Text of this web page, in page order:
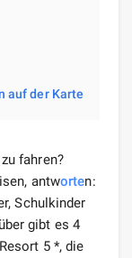
auf der Karte
fahren?
antworten:
Schulkinder
gibt es 4
5 *, die